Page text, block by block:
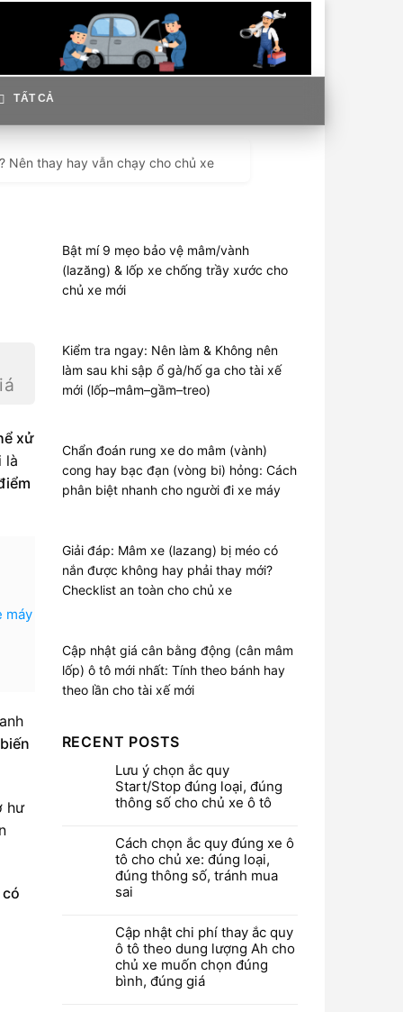
TẤT CẢ
Nên thay hay vẫn chạy cho chủ xe
xử
là
máy
hư
có
Bật mí 9 mẹo bảo vệ mâm/vành
(lazăng) & lốp xe chống trầy xước cho
chủ xe mới
Kiểm tra ngay: Nên làm & Không nên
làm sau khi sập ổ gà/hố ga cho tài xế
mới (lốp–mâm–gầm–treo)
Chẩn đoán rung xe do mâm (vành)
cong hay bạc đạn (vòng bi) hỏng: Cách
phân biệt nhanh cho người đi xe máy
Giải đáp: Mâm xe (lazang) bị méo có
nắn được không hay phải thay mới?
Checklist an toàn cho chủ xe
Cập nhật giá cân bằng động (cân mâm
lốp) ô tô mới nhất: Tính theo bánh hay
theo lần cho tài xế mới
RECENT POSTS
Lưu ý chọn ắc quy
Start/Stop đúng loại, đúng
thông số cho chủ xe ô tô
Cách chọn ắc quy đúng xe ô
tô cho chủ xe: đúng loại,
đúng thông số, tránh mua
sai
Cập nhật chi phí thay ắc quy
ô tô theo dung lượng Ah cho
chủ xe muốn chọn đúng
bình, đúng giá